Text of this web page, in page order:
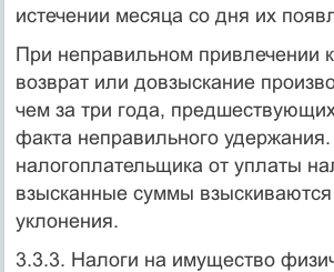
истечении месяца со дня их
При неправильном привлечении
возврат или довзыскание
чем за три года,
факта неправильного
налогоплательщика от уплаты
взысканные суммы
уклонения.
3.3.3. Налоги на имущество